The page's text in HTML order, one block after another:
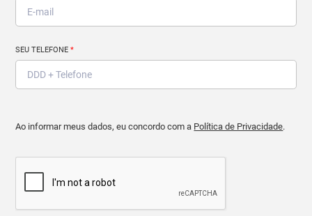
SEU TELEFONE*
Ao informar meus dados, eu concordo com a Política de Privacidade.